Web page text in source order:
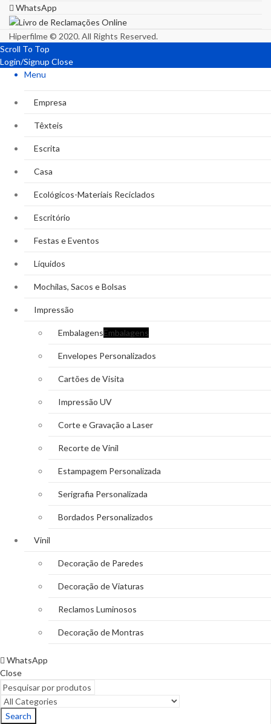
WhatsApp
Hiperfilme © 2020. All Rights Reserved.
Scroll To Top
Login/Signup Close
Menu
Empresa
Têxteis
Escrita
Casa
Ecológicos-Materiais Reciclados
Escritório
Festas e Eventos
Líquidos
Mochilas, Sacos e Bolsas
Impressão
EmbalagensEmbalagens
Envelopes Personalizados
Cartões de Visita
Impressão UV
Corte e Gravação a Laser
Recorte de Vinil
Estampagem Personalizada
Serigrafia Personalizada
Bordados Personalizados
Vinil
Decoração de Paredes
Decoração de Viaturas
Reclamos Luminosos
Decoração de Montras
WhatsApp
Close
Search